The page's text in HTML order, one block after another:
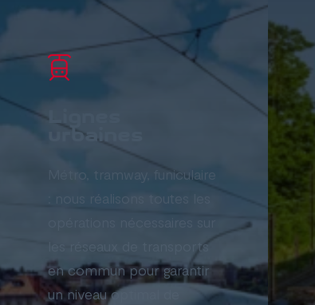
urbaines
Métro, tramway, funiculaire
: nous réalisons toutes les
opérations nécessaires sur
les réseaux de transports
en commun pour garantir
un niveau optimal de